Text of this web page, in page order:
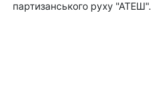
партизанського руху "АТЕШ".